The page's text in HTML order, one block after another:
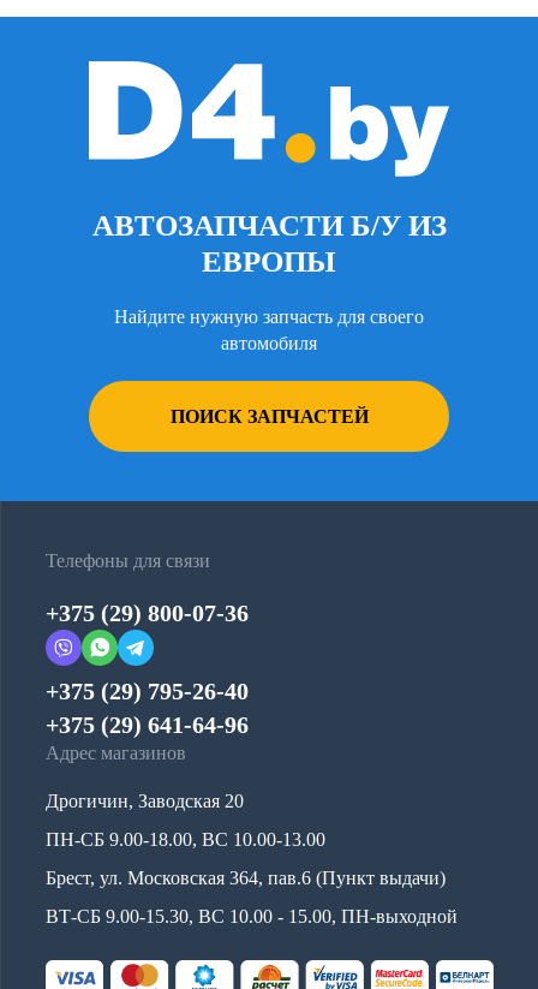
АВТОЗАПЧАСТИ Б/У ИЗ
ЕВРОПЫ
Найдите нужную запчасть для своего
автомобиля
ПОИСК ЗАПЧАСТЕЙ
Телефоны для связи
+375 (29) 800-07-36
+375 (29) 795-26-40
+375 (29) 641-64-96
Адрес магазинов
Дрогичин, Заводская 20
ПН-СБ 9.00-18.00, ВС 10.00-13.00
Брест, ул. Московская 364, пав.6 (Пункт выдачи)
ВТ-СБ 9.00-15.30, ВС 10.00 - 15.00, ПН-выходной